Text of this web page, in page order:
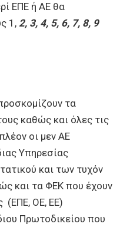
ΕΠΕ ή ΑΕ θα
1, 2, 3, 4, 5, 6, 7, 8, 9
τα
καθώς και όλες τις
οι μεν ΑΕ
Υπηρεσίας
και των τυχόν
και τα ΦΕΚ που έχουν
(ΕΠΕ, ΟΕ, ΕΕ)
Πρωτοδικείου που